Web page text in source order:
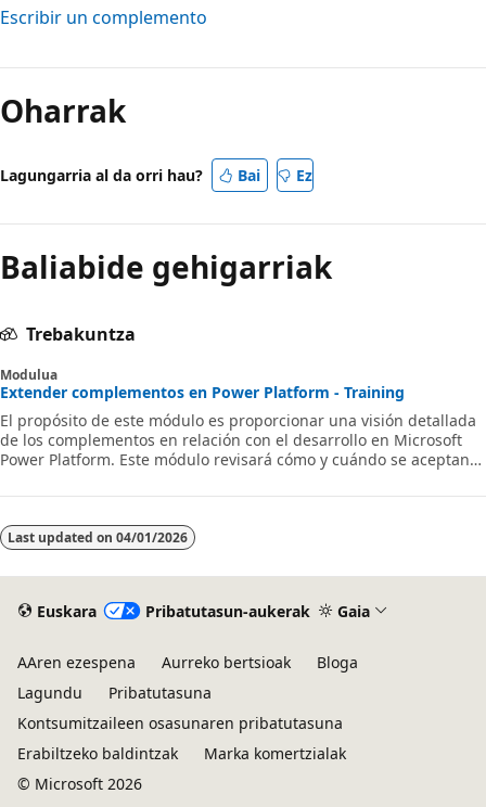
Escribir un complemento
Oharrak
Lagungarria al da orri hau? Bai Ez
Baliabide gehigarriak
Trebakuntza
Modulua
Extender complementos en Power Platform - Training
El propósito de este módulo es proporcionar una visión detallada
de los complementos en relación con el desarrollo en Microsoft
Power Platform. Este módulo revisará cómo y cuándo se aceptan
diversas opciones de configuración que están disponibles durante
Last updated on 04/01/2026
Euskara Pribatutasun-aukerak Gaia
AAren ezespena Aurreko bertsioak
Bloga
Lagundu
Pribatutasuna
Kontsumitzaileen osasunaren pribatutasuna
Erabiltzeko baldintzak
Marka komertzialak
© Microsoft 2026